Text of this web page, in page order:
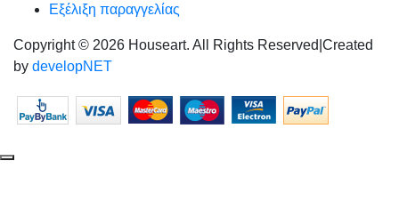
Εξέλιξη παραγγελίας
Copyright © 2026 Houseart. All Rights Reserved Created
by developNET